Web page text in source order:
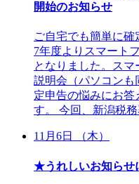
開始のお知らせ
ご自宅でも簡単に確
7年度よりスマート
となりました。ス
説明会（パソコンも
定申告の悩みにお答
す。 今回、新潟税
11月6日 （木）
★うれしいお知ら